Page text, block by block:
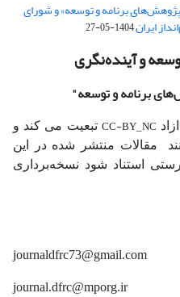
برنامه و توسعه» و شورای
ایران1404-05-27
و آینده‌نگری
برنامه و توسعه"
CC-BY_NC تبعیت می کند و
مقالات منتشر شده در این
استناد شود نسخه‌برداری
journaldfrc73@gmail.com
journal.dfrc@mporg.ir